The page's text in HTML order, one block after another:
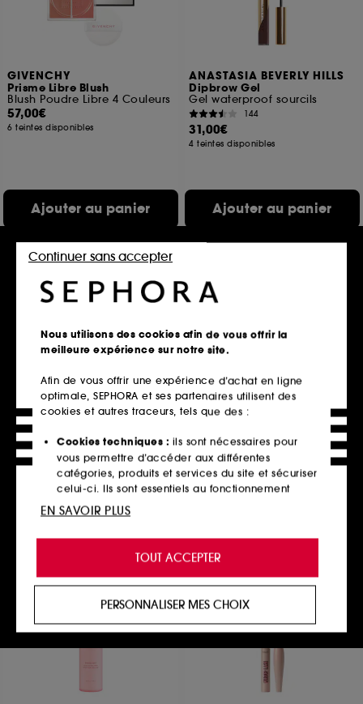
GIVENCHY
Prisme Libre Blush
Blush Poudre Libre 4 Couleurs
57,00€
6 teintes disponibles
Ajouter au panier
ANASTASIA BEVERLY HILLS
Dipbrow Gel
Gel waterproof sourcils
144
31,00€
4 teintes disponibles
Ajouter au panier
PAT MCGRATH LABS
Lip Fetish Sheer Colour Lip
Balm
Baume à lèvres
12
46,00€
4 teintes disponibles
SEPHORA COLLECTION
Care Make-up
Fond de Teint éclat Naturel + Hydratation 10 h
211
17,99€
18 teintes disponibles
Nous utilisons des cookies afin de vous offrir la
meilleure expérience sur notre site.
Afin de vous offrir une expérience d’achat en ligne
optimale, SEPHORA et ses partenaires utilisent des
cookies et autres traceurs, tels que des :
Cookies techniques : ils sont nécessaires pour
vous permettre d’accéder aux différentes
catégories, produits et services du site et sécuriser
celui-ci. Ils sont essentiels au fonctionnement
technique du site et ne peuvent être désactivés.
de vous offrir une expérience enrichie et
personnalisée en vous recommandant des
produits, des services et des contenus qui
proposer des offres promotionnelles adaptées à
votre profil.
utilisés pour vous présenter du contenu susceptible
de vous plaire via des publicités, y compris sur des
TOUT ACCEPTER
Continuer sans accepter
PERSONNALISER MES CHOIX
EN SAVOIR PLUS